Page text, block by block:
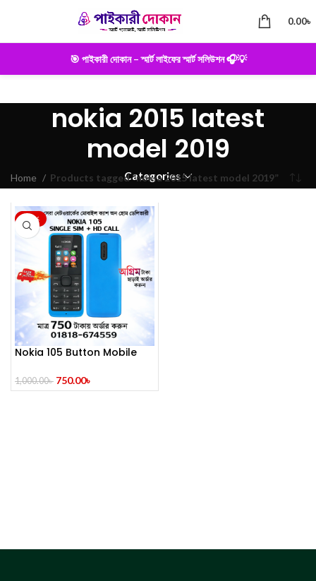
0.00৳
🎯 পাইকারী দোকান – স্মার্ট লাইফের স্মার্ট সলিউশন 🎧💡
nokia 2015 latest
model 2019
Categories
Home Products tagged “nokia 2015 latest model 2019”
-25%
Nokia 105 Button Mobile
1,000.00৳ 750.00৳